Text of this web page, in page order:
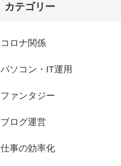
カテゴリー
コロナ関係
パソコン・IT運用
ファンタジー
ブログ運営
仕事の効率化